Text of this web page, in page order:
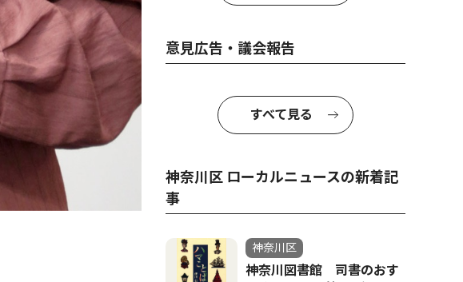
意見広告・議会報告
すべて見る
神奈川区 ローカルニュースの新着記
事
神奈川区
神奈川図書館 司書のおす